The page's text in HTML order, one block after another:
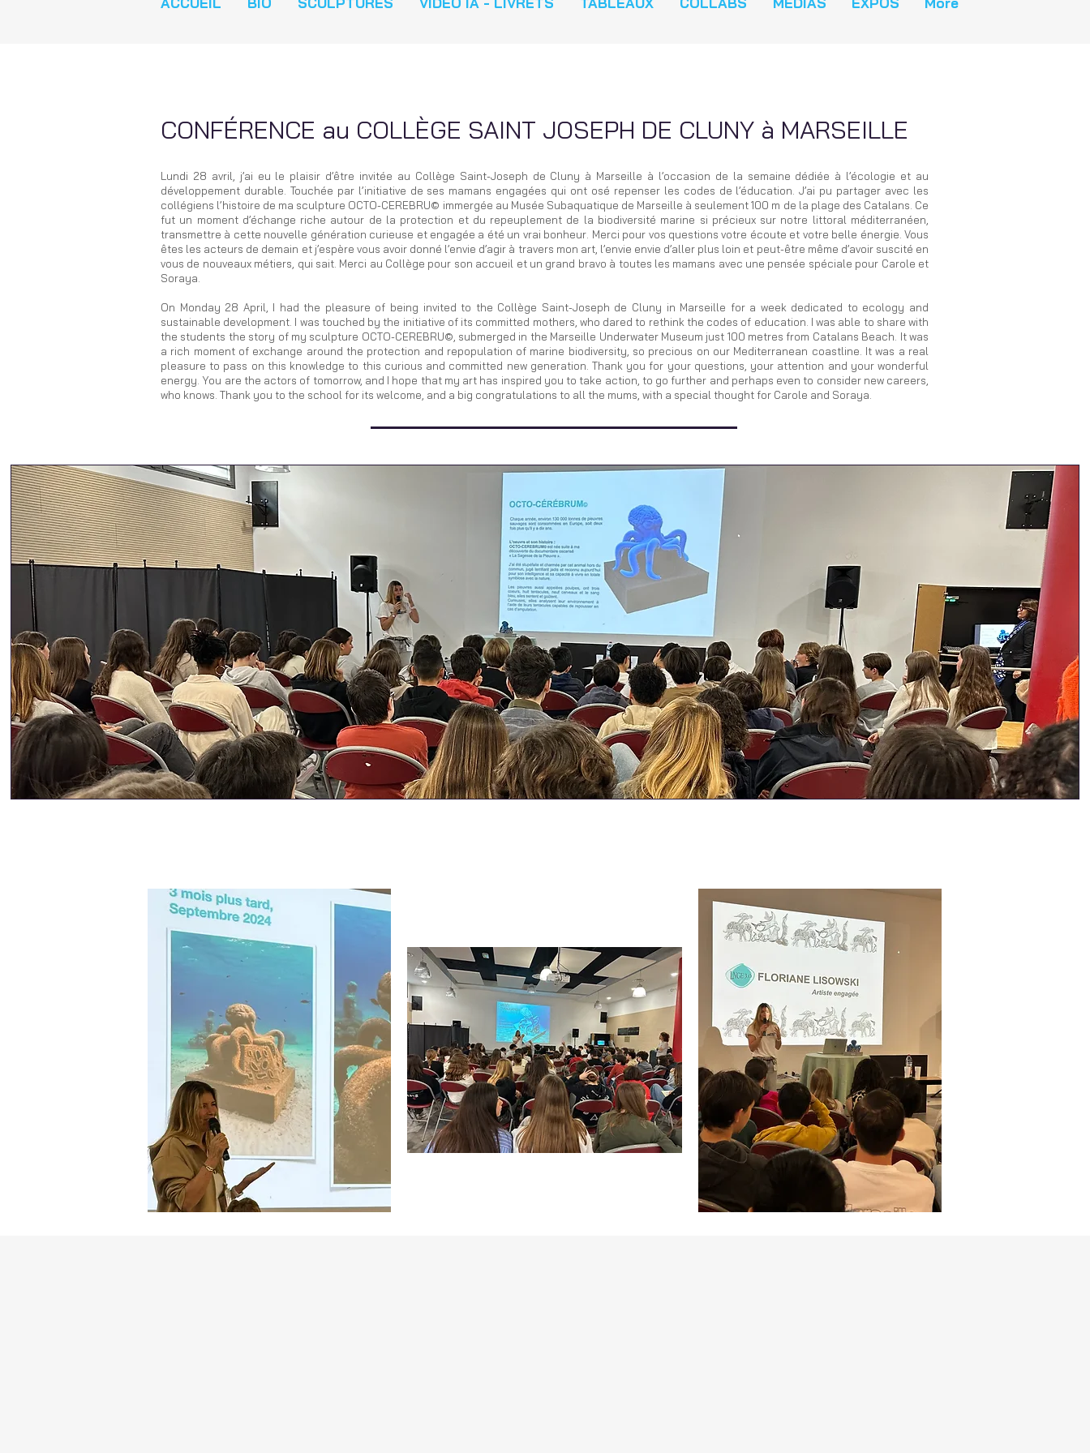
CONFÉRENCE au COLLÈGE SAINT JOSEPH DE CLUNY à MARSEILLE
Lundi 28 avril, j’ai eu le plaisir d’être invitée au Collège Saint-Joseph de Cluny à Marseille à l’occasion de la semaine dédiée à l’écologie et au
développement durable. Touchée par l’initiative de ses mamans engagées qui ont osé repenser les codes de l’éducation. J’ai pu partager avec les
collégiens l’histoire de ma sculpture OCTO-CEREBRU© immergée au Musée Subaquatique de Marseille à seulement 100 m de la plage des Catalans. Ce
fut un moment d’échange riche autour de la protection et du repeuplement de la biodiversité marine si précieux sur notre littoral méditerranéen,
transmettre à cette nouvelle génération curieuse et engagée a été un vrai bonheur. Merci pour vos questions votre écoute et votre belle énergie. Vous
êtes les acteurs de demain et j’espère vous avoir donné l’envie d’agir à travers mon art, l’envie envie d’aller plus loin et peut-être même d’avoir suscité en
vous de nouveaux métiers, qui sait. Merci au Collège pour son accueil et un grand bravo à toutes les mamans avec une pensée spéciale pour Carole et
Soraya.
On Monday 28 April, I had the pleasure of being invited to the Collège Saint-Joseph de Cluny in Marseille for a week dedicated to ecology and
sustainable development. I was touched by the initiative of its committed mothers, who dared to rethink the codes of education. I was able to share with
the students the story of my sculpture OCTO-CEREBRU©, submerged in the Marseille Underwater Museum just 100 metres from Catalans Beach. It was
a rich moment of exchange around the protection and repopulation of marine biodiversity, so precious on our Mediterranean coastline. It was a real
pleasure to pass on this knowledge to this curious and committed new generation. Thank you for your questions, your attention and your wonderful
energy. You are the actors of tomorrow, and I hope that my art has inspired you to take action, to go further and perhaps even to consider new careers,
who knows. Thank you to the school for its welcome, and a big congratulations to all the mums, with a special thought for Carole and Soraya.